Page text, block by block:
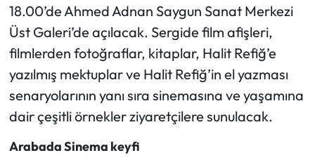
18.00’de Ahmed Adnan Saygun Sanat Merkezi
Üst Galeri’de açılacak. Sergide film afişleri,
filmlerden fotoğraflar, kitaplar, Halit Refiğ’e
yazılmış mektuplar ve Halit Refiğ’in el yazması
senaryolarının yanı sıra sinemasına ve yaşamına
dair çeşitli örnekler ziyaretçilere sunulacak.
Arabada Sinema keyfi